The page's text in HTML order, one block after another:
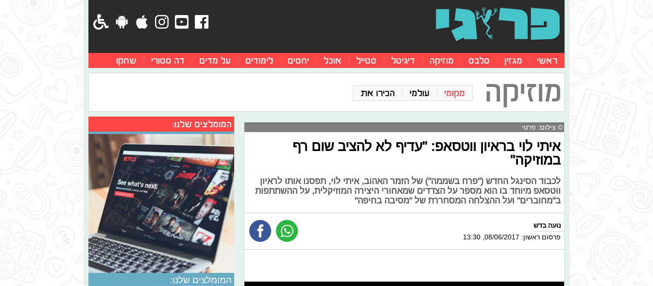
ראשי מגזין סלבס מוזיקה דיגיטל סטייל אוכל יחסים לימודים על מדים דה סטורי שחקו
מוזיקה מקומי עולמי הכירו את
© צילום: פרטי
איתי לוי בראיון ווטסאפ: "עדיף לא להציב שום רף
במוזיקה"
לכבוד הסינגל החדש ("פרח בשממה") של הזמר האהוב, איתי לוי, תפסנו אותו לראיון
ווטסאפ מיוחד בו הוא מספר על הצדדים שמאחורי היצירה המוזיקלית, על ההשתתפות
ב"מחוברים" ועל ההצלחה המסחררת של "מסיבה בחיפה"
נועה בדש
פרסום ראשון: 08/06/2017, 13:30
המומלצים שלנו:
המומלצים שלנו: